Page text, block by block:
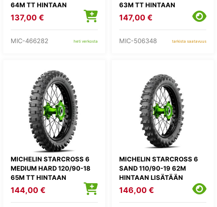
64M TT HINTAAN
LISÄTÄÄN
KIERRÄTYSMAKSU 1,82E
137,00 €
MIC-466282 heti verkosta
63M TT HINTAAN
LISÄTÄÄN
KIERRÄTYSMAKSU 1,82E
147,00 €
MIC-506348 tarkista saatavuus
MICHELIN STARCROSS 6
MEDIUM HARD 120/90-18
65M TT HINTAAN
LISÄTÄÄN
KIERRÄTYSMAKSU 1,82E
144,00 €
MICHELIN STARCROSS 6
SAND 110/90-19 62M
HINTAAN LISÄTÄÄN
KIERRÄTYSMAKSU 1,82E
146,00 €